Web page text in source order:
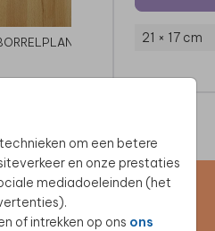
om een betere
en onze prestaties
mediadoeleinden (het
of intrekken op ons ons
21 × 17 cm